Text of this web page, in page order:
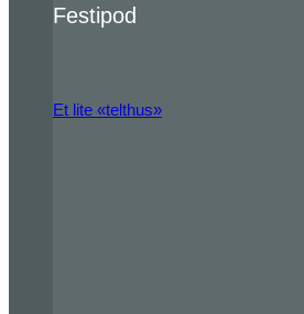
Festipod
Et lite «telthus»